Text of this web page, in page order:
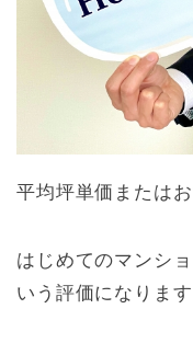
平均坪単価または
はじめてのマンシ
いう評価になります